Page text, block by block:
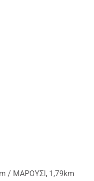
/ ΜΑΡΟΥΣΙ, 1,79km